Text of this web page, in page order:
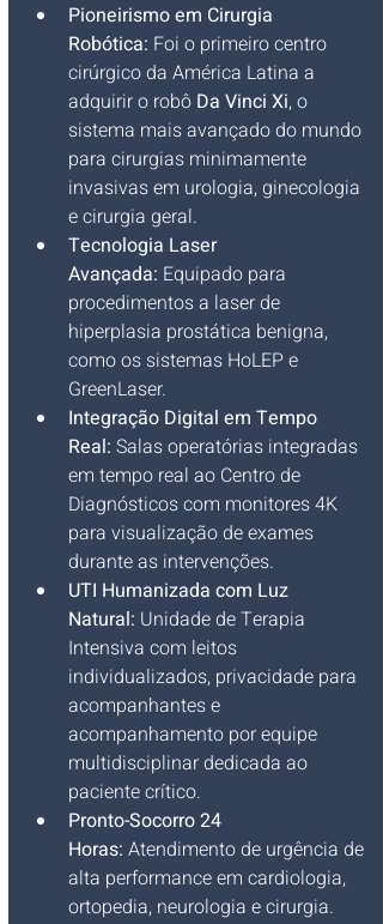
Pioneirismo em Cirurgia
Robótica: Foi o primeiro centro
cirúrgico da América Latina a
adquirir o robô Da Vinci Xi, o
sistema mais avançado do mundo
para cirurgias minimamente
invasivas em urologia, ginecologia
e cirurgia geral.
Tecnologia Laser
Avançada: Equipado para
procedimentos a laser de
hiperplasia prostática benigna,
como os sistemas HoLEP e
GreenLaser.
Integração Digital em Tempo
Real: Salas operatórias integradas
em tempo real ao Centro de
Diagnósticos com monitores 4K
para visualização de exames
durante as intervenções.
UTI Humanizada com Luz
Natural: Unidade de Terapia
Intensiva com leitos
individualizados, privacidade para
acompanhantes e
acompanhamento por equipe
multidisciplinar dedicada ao
paciente crítico.
Pronto-Socorro 24
Horas: Atendimento de urgência de
alta performance em cardiologia,
ortopedia, neurologia e cirurgia.